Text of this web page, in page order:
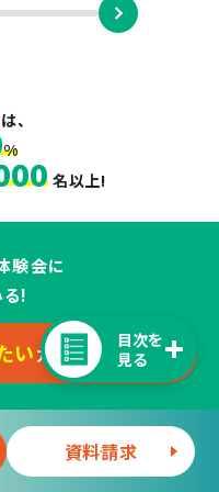
目次を
見る
ター岡山
は、
%
名以上!
験会に
!
い方はこちら
のことを資料請求